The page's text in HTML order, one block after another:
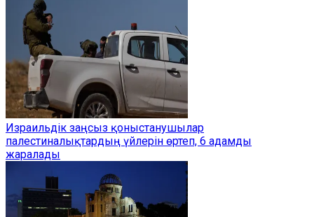
Израильдік заңсыз қоныстанушылар
палестиналықтардың үйлерін өртеп, 6 адамды
жаралады